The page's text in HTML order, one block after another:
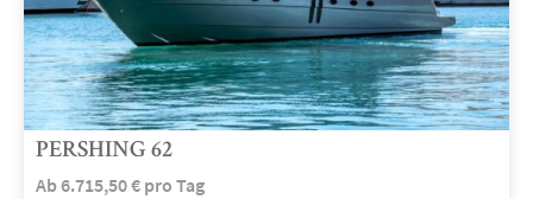
PERSHING 62
Ab6.715,50€ pro Tag